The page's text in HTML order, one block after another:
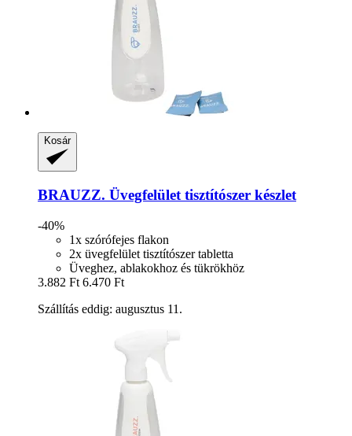
Kosár
BRAUZZ. Üvegfelület tisztítószer készlet
-40%
1x szórófejes flakon
2x üvegfelület tisztítószer tabletta
Üveghez, ablakokhoz és tükrökhöz
3.882 Ft 6.470 Ft
Szállítás eddig: augusztus 11.